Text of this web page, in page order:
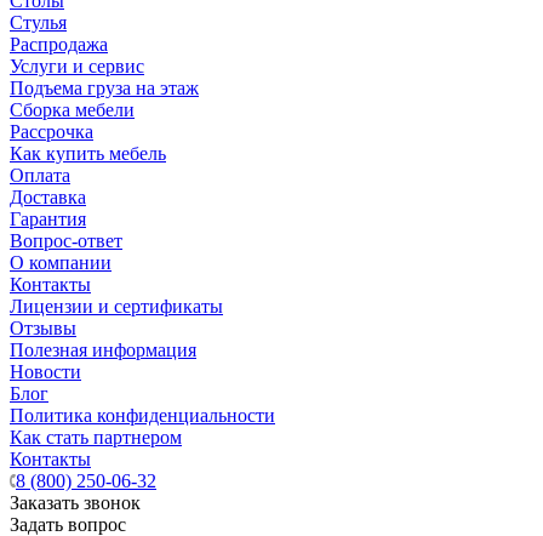
Стулья
Распродажа
Услуги и сервис
Подъема груза на этаж
Сборка мебели
Рассрочка
Как купить мебель
Оплата
Доставка
Гарантия
Вопрос-ответ
О компании
Контакты
Лицензии и сертификаты
Отзывы
Полезная информация
Новости
Блог
Политика конфиденциальности
Как стать партнером
Контакты
8 (800) 250-06-32
Заказать звонок
Задать вопрос